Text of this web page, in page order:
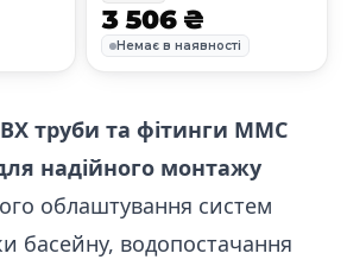
3 506 ₴
Немає в наявності
труби та фітинги MMC
надійного монтажу
облаштування систем
басейну, водопостачання